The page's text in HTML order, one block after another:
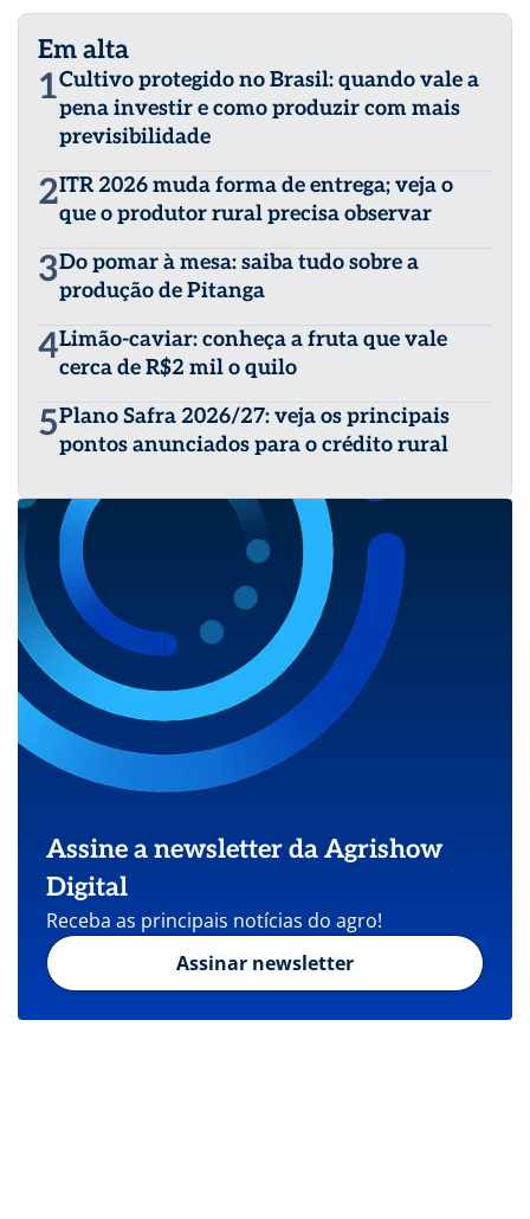
Em alta
1Cultivo protegido no Brasil: quando vale a
pena investir e como produzir com mais
previsibilidade
2ITR 2026 muda forma de entrega; veja o
que o produtor rural precisa observar
3Do pomar à mesa: saiba tudo sobre a
produção de Pitanga
4Limão-caviar: conheça a fruta que vale
cerca de R$2 mil o quilo
5Plano Safra 2026/27: veja os principais
pontos anunciados para o crédito rural
Assine a newsletter da Agrishow
Digital
Receba as principais notícias do agro!
Assinar newsletter